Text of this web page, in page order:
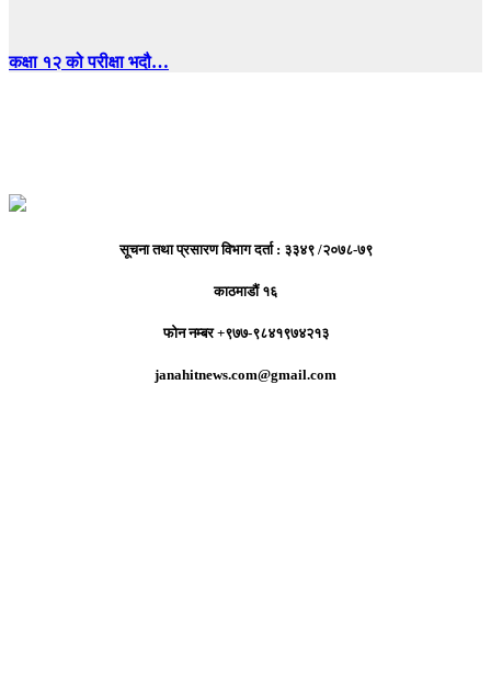
कक्षा १२ को परीक्षा भदौ…
सूचना तथा प्रसारण विभाग दर्ता : ३३४९ /२०७८-७९
काठमाडौं १६
फोन नम्बर +९७७-९८४१९७४२१३
janahitnews.com@gmail.com